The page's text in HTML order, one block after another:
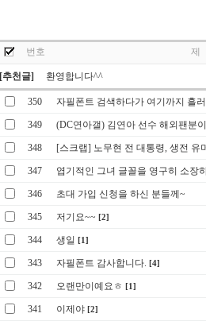
번호
[추천글] 환영합니다^^
350 자필폰트 검색하다가 여기까지 흘
349 (DC연아갤) 김연아 선수 해외팬분
348 [스크랩] 노무현 전 대통령, 생전 유
347 엽기적인 그녀 글꼴을 영구히 소장
346 초대 가입 신청을 하신 분들께~
345 저기요~~ [2]
344 생일 [1]
343 자필폰트 감사합니다. [4]
342 오랜만이예요ㅎ [1]
341 이제야 [2]